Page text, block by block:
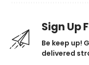
Sign Up
Be keep up!
delivered